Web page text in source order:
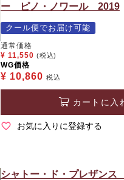
ー ピノ・ノワール 2019
クール便でお届け可能
通常価格
¥ 11,550 (税込)
WG価格
¥ 10,860 税込
カートに入
お気に入りに登録する
シャトー・ド・プレザン